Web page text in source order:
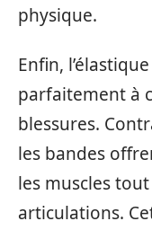
physique.
Enfin,
parfaitement à
blessures.
les bandes
les muscles
articulations.